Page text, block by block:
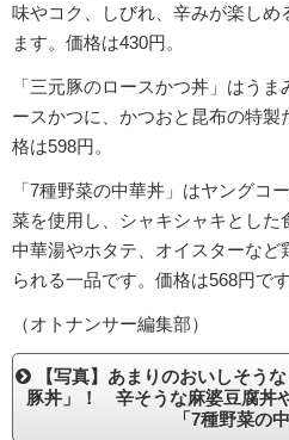
味やコク、しびれ、辛みが楽しめ
ます。価格は430円。
「三元豚のロースかつ丼」はう
ースかつに、かつおと昆布の特
格は598円。
「7種野菜の中華丼」はヤングコ
菜を使用し、シャキシャキとした
中華湯やホタテ、オイスターなど
られる一品です。価格は568円です
（オトナンサー編集部）
【写真】あまりのおいしそう
豚丼」！ 辛そうな麻婆豆腐丼
「7種野菜の